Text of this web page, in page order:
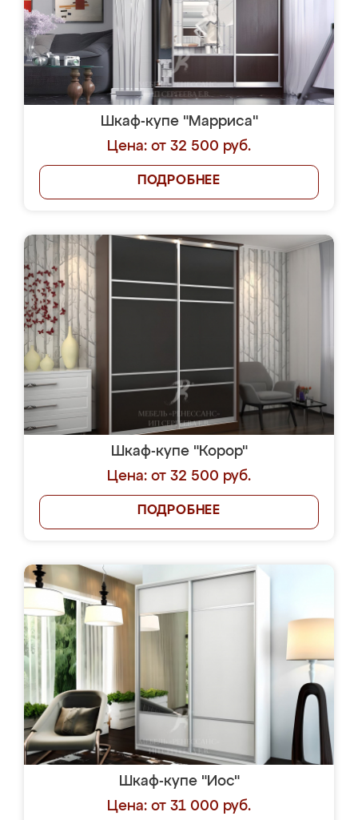
Шкаф-купе "Марриса"
Цена: от 32 500 руб.
ПОДРОБНЕЕ
Шкаф-купе "Корор"
Цена: от 32 500 руб.
ПОДРОБНЕЕ
Шкаф-купе "Иос"
Цена: от 31 000 руб.